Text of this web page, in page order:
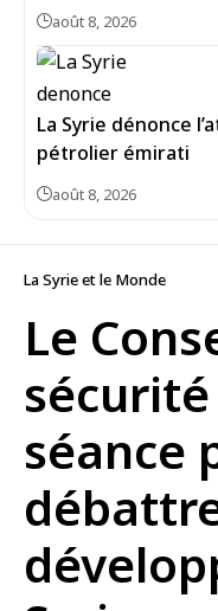
août 8, 2026
La Syrie dénonce
pétrolier émirati
août 8, 2026
La Syrie et le Monde
Le
séance